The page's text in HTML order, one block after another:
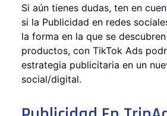
Si aún tienes dudas, ten en
si la Publicidad en redes
la forma en la que se
productos, con TikTok Ads
estrategia publicitaria en un
social/digital.